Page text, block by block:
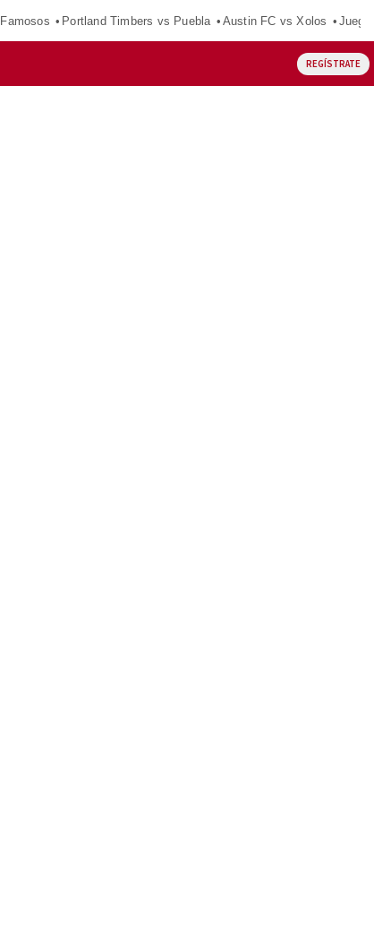
Portland Timbers vs Puebla Austin FC vs Xolos
REGÍSTRATE